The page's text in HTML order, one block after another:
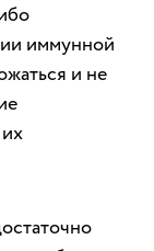
иммунной
и не